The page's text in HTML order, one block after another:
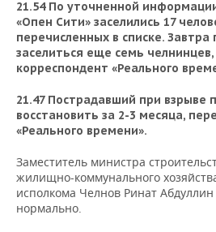
21.54 По уточненной
«Опен Сити» заселились 17
перечисленных в списке. Завтра
заселиться еще семь
корреспондент «Реального
21.47 Пострадавший при взрыве
восстановить за 2-3 месяца,
«Реального времени».
Заместитель министра
жилищно-коммунального
исполкома Челнов Ринат Абдуллин
нормально.